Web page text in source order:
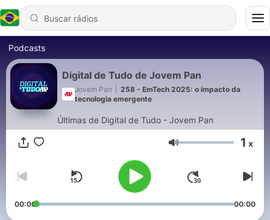
Podcasts
Digital de Tudo de Jovem Pan
Jovem Pan
258 - EmTech 2025: o impacto da
tecnologia emergente
Últimas de Digital de Tudo - Jovem Pan
Volume 1 x
00:00 00:00